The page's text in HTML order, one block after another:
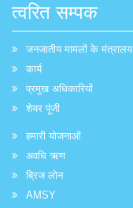
त्वरित सम्पक
जनजातीय मामलों के मंत्रालय
कार्य
प्रमुख अधिकारियों
शेयर पूंजी
हमारी योजनाओं
अवधि ऋण
ब्रिज लोन
AMSY